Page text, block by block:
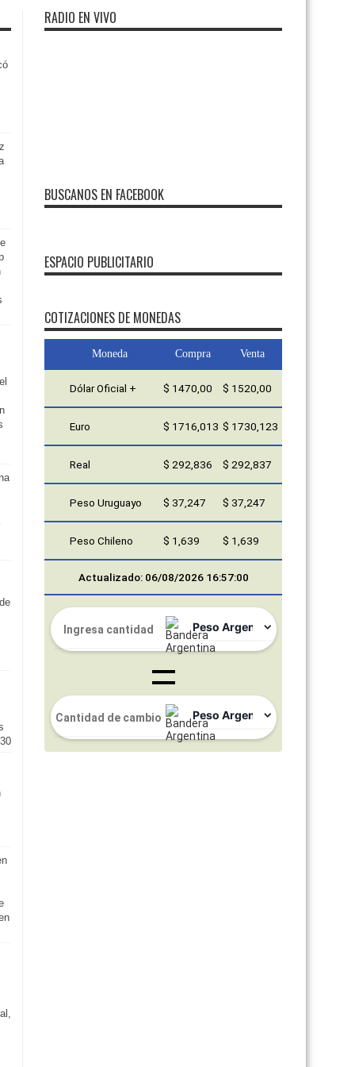
RADIO EN VIVO
BUSCANOS EN FACEBOOK
ESPACIO PUBLICITARIO
FMDOS
COTIZACIONES DE MONEDAS
Moneda Compra Venta
Dólar Oficial + $ 1470,00 $ 1520,00
Euro $ 1716,013 $ 1730,123
Real $ 292,836 $ 292,837
Peso Uruguayo $ 37,247 $ 37,247
Peso Chileno $ 1,639 $ 1,639
Actualizado: 06/08/2026 16:57:00